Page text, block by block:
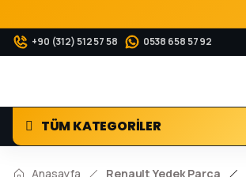
+90 (312) 512 57 58 0538 658 57 92
TÜM KATEGORİLER
Anasayfa Renault Yedek Parça